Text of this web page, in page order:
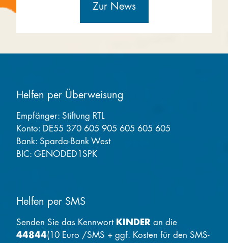
Zur News
Helfen per Überweisung
Empfänger: Stiftung RTL
Konto: DE55 370 605 905 605 605 605
Bank: Sparda-Bank West
BIC: GENODED1SPK
Helfen per SMS
Senden Sie das Kennwort KINDER an die
44844(10 Euro /SMS + ggf. Kosten für den SMS-